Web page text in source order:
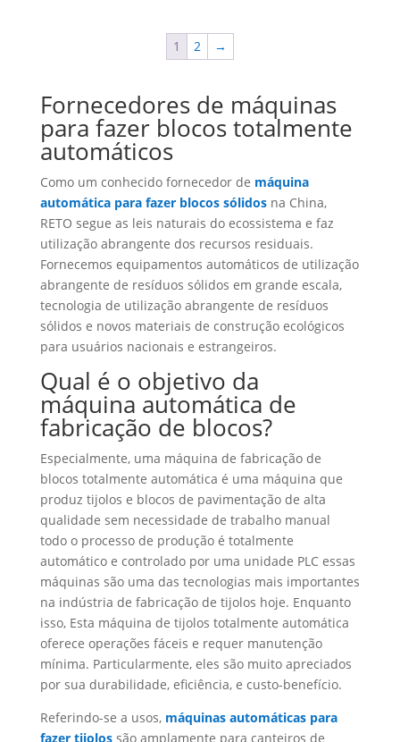
1 2 →
Fornecedores de máquinas
para fazer blocos totalmente
automáticos
Como um conhecido fornecedor de máquina
automática para fazer blocos sólidosna China,
RETO segue as leis naturais do ecossistema e faz
utilização abrangente dos recursos residuais.
Fornecemos equipamentos automáticos de utilização
abrangente de resíduos sólidos em grande escala,
tecnologia de utilização abrangente de resíduos
sólidos e novos materiais de construção ecológicos
para usuários nacionais e estrangeiros.
Qual é o objetivo da
máquina automática de
fabricação de blocos?
Especialmente, uma máquina de fabricação de
blocos totalmente automática é uma máquina que
produz tijolos e blocos de pavimentação de alta
qualidade sem necessidade de trabalho manual
todo o processo de produção é totalmente
automático e controlado por uma unidade PLC essas
máquinas são uma das tecnologias mais importantes
na indústria de fabricação de tijolos hoje. Enquanto
isso, Esta máquina de tijolos totalmente automática
oferece operações fáceis e requer manutenção
mínima. Particularmente, eles são muito apreciados
por sua durabilidade, eficiência, e custo-benefício.
Referindo-se a usos, máquinas automáticas para
fazer tijolossão amplamente para canteiros de